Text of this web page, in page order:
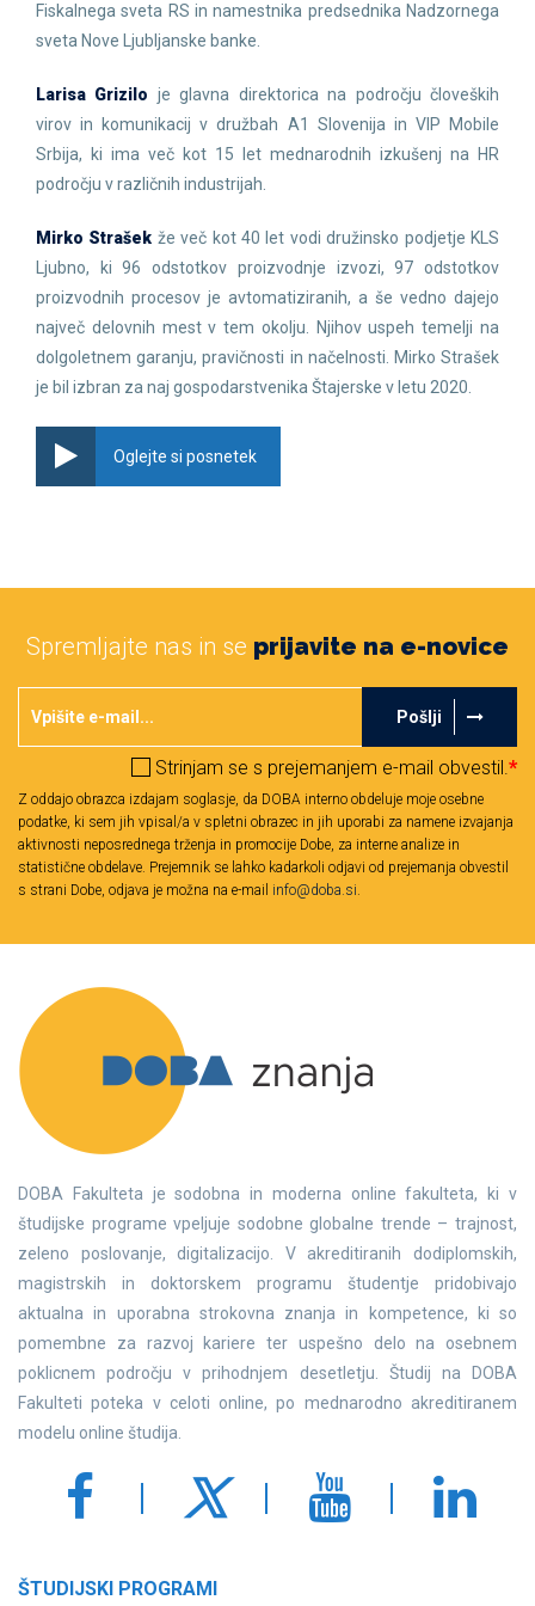
Fiskalnega sveta RS in namestnika predsednika Nadzornega
sveta Nove Ljubljanske banke.
Larisa Grizilo je glavna direktorica na področju človeških
virov in komunikacij v družbah A1 Slovenija in VIP Mobile
Srbija, ki ima več kot 15 let mednarodnih izkušenj na HR
področju v različnih industrijah.
Mirko Strašek že več kot 40 let vodi družinsko podjetje KLS
Ljubno, ki 96 odstotkov proizvodnje izvozi, 97 odstotkov
proizvodnih procesov je avtomatiziranih, a še vedno dajejo
največ delovnih mest v tem okolju. Njihov uspeh temelji na
dolgoletnem garanju, pravičnosti in načelnosti. Mirko Strašek
je bil izbran za naj gospodarstvenika Štajerske v letu 2020.
Oglejte si posnetek
Spremljajte nas in se prijavite na e-novice
Pošlji
Strinjam se s prejemanjem e-mail obvestil.*
Z oddajo obrazca izdajam soglasje, da DOBA interno obdeluje moje osebne
podatke, ki sem jih vpisal/a v spletni obrazec in jih uporabi za namene izvajanja
aktivnosti neposrednega trženja in promocije Dobe, za interne analize in
statistične obdelave. Prejemnik se lahko kadarkoli odjavi od prejemanja obvestil
s strani Dobe, odjava je možna na e-mail info@doba.si.
DOBA Fakulteta je sodobna in moderna online fakulteta, ki v
študijske programe vpeljuje sodobne globalne trende – trajnost,
zeleno poslovanje, digitalizacijo. V akreditiranih dodiplomskih,
magistrskih in doktorskem programu študentje pridobivajo
aktualna in uporabna strokovna znanja in kompetence, ki so
pomembne za razvoj kariere ter uspešno delo na osebnem
poklicnem področju v prihodnjem desetletju. Študij na DOBA
Fakulteti poteka v celoti online, po mednarodno akreditiranem
modelu online študija.
ŠTUDIJSKI PROGRAMI